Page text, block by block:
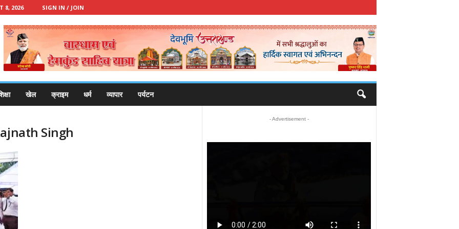
8, 2026 SIGN IN / JOIN
खेल क्राइम धर्म व्यापार पर्यटन
Singh
- Advertisement -